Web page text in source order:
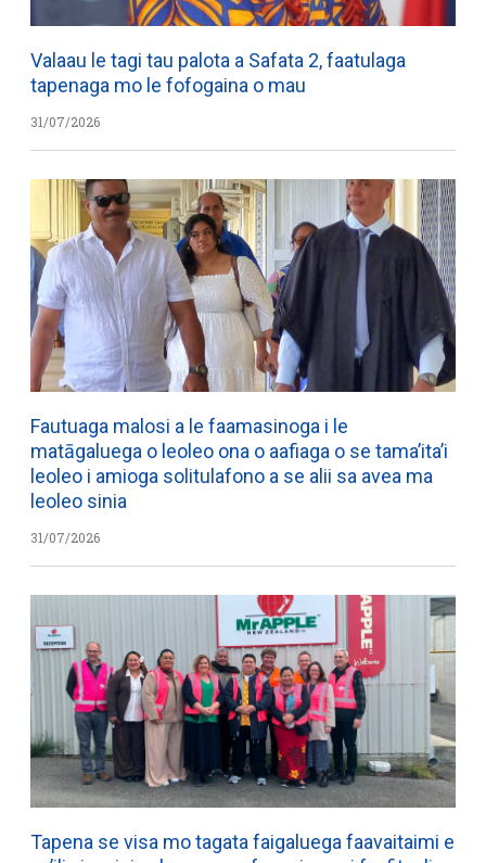
Valaau le tagi tau palota a Safata 2, faatulaga
tapenaga mo le fofogaina o mau
31/07/2026
Fautuaga malosi a le faamasinoga i le
matāgaluega o leoleo ona o aafiaga o se tama’ita’i
leoleo i amioga solitulafono a se alii sa avea ma
leoleo sinia
31/07/2026
Tapena se visa mo tagata faigaluega faavaitaimi e